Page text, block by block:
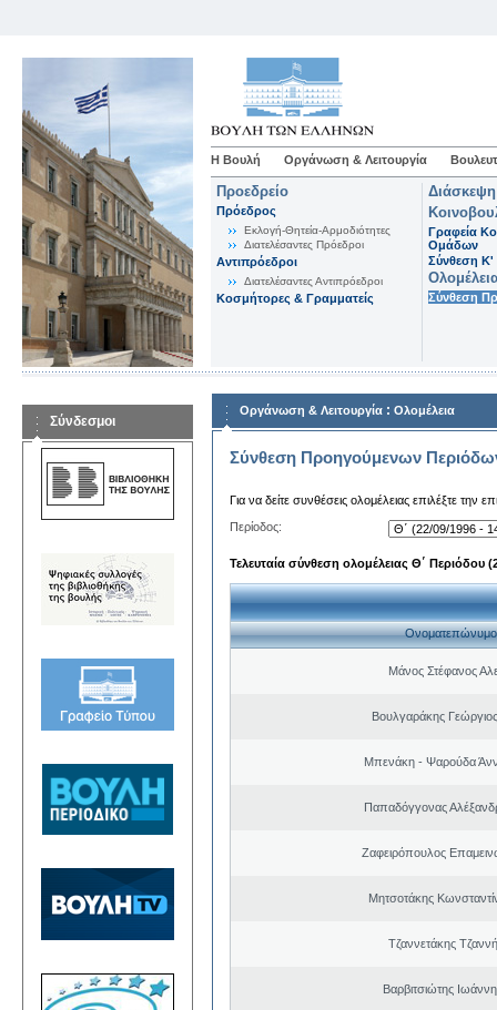
Η Βουλή Οργάνωση & Λειτουργία
Προεδρείο
Πρόεδρος
Εκλογή-Θητεία-Αρμοδιότητες
Διατελέσαντες Πρόεδροι
Αντιπρόεδροι
Διατελέσαντες Αντιπρόεδροι
Κοσμήτορες & Γραμματείς
Γραφεία
Ομάδων
Σύνθεση K'
Σύνθεση
Σύνδεσμοι
Οργάνωση & Λειτουργία : Ολομέλεια
Σύνθεση Προηγούμενων
Για να δείτε συνθέσεις ολομέλειας επιλέξτε την
Περίοδος:
Τελευταία σύνθεση ολομέλειας Θ΄ Περιόδου
Ονοματεπώνυμο
Μάνος Στέφανος
Βουλγαράκης
Μπενάκη - Ψαρούδα
Παπαδόγγονας
Ζαφειρόπουλος
Μητσοτάκης
Τζαννετάκης
Βαρβιτσιώτης